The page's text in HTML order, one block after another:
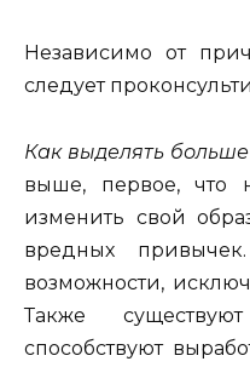
Независимо от
следует
Как выделять
выше, первое, что
изменить свой
вредных
возможности,
Также
способствуют